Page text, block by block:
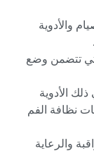
والأدوية
تتضمن وضع
ذلك الأدوية
نظافة الفم
والرعاية